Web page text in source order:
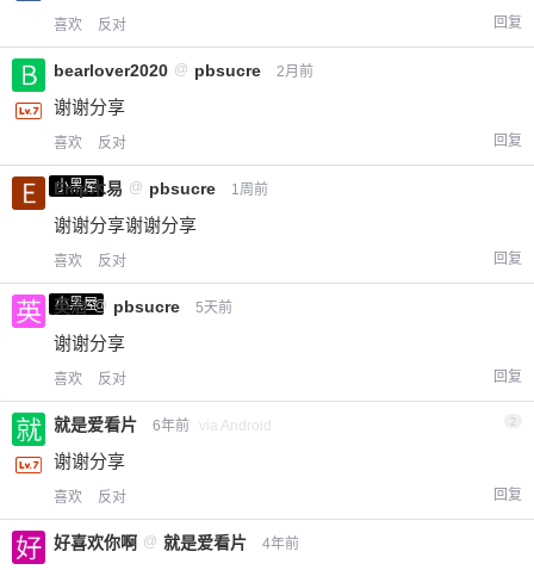
喜欢 反对 回复
bearlover2020 @ pbsucre 2月前
谢谢分享
喜欢 反对 回复
小黑屋
Emp木易 @ pbsucre 1周前
谢谢分享谢谢分享
喜欢 反对 回复
小黑屋
英治 @ pbsucre 5天前
谢谢分享
喜欢 反对 回复
就是爱看片 6年前 via Android 2
谢谢分享
喜欢 反对 回复
好喜欢你啊 @ 就是爱看片 4年前